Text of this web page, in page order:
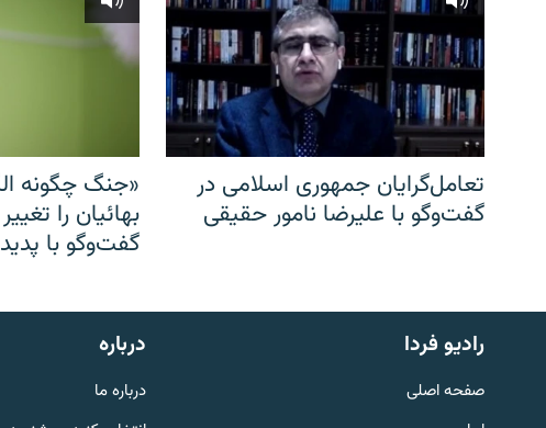
English
به ما بپیوندید
تعامل‌گرایان جمهوری اسلامی در
گفت‌وگو با علیرضا نامور حقیقی
«جنگ چگونه
بهائیان را
گفت‌وگو با
رادیو فردا
صفحه اصلی
درباره
درباره ما